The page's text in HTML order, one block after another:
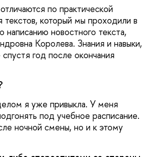
по практической
который мы проходили в
новостного текста,
Королева. Знания и навыки,
год после окончания
я уже привыкла. У меня
под учебное расписание.
ночной смены, но и к этому